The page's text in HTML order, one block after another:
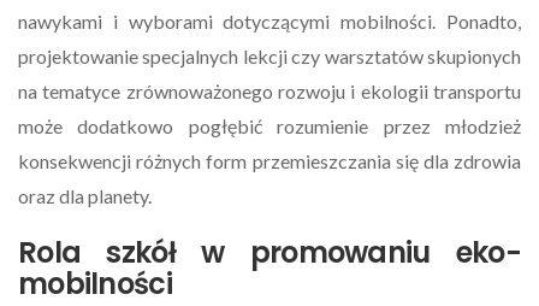
nawykami i wyborami dotyczącymi mobilności. Ponadto,
projektowanie specjalnych lekcji czy warsztatów skupionych
na tematyce zrównoważonego rozwoju i ekologii transportu
może dodatkowo pogłębić rozumienie przez młodzież
konsekwencji różnych form przemieszczania się dla zdrowia
oraz dla planety.
Rola szkół w promowaniu eko-
mobilności